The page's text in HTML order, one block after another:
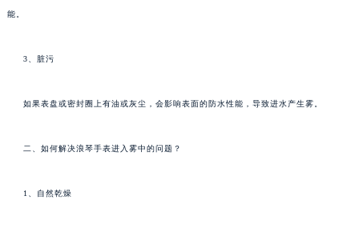
能。
3、脏污
如果表盘或密封圈上有油或灰尘，会影响表面的防水性能，导致进水产生雾。
二、如何解决浪琴手表进入雾中的问题？
1、自然乾燥